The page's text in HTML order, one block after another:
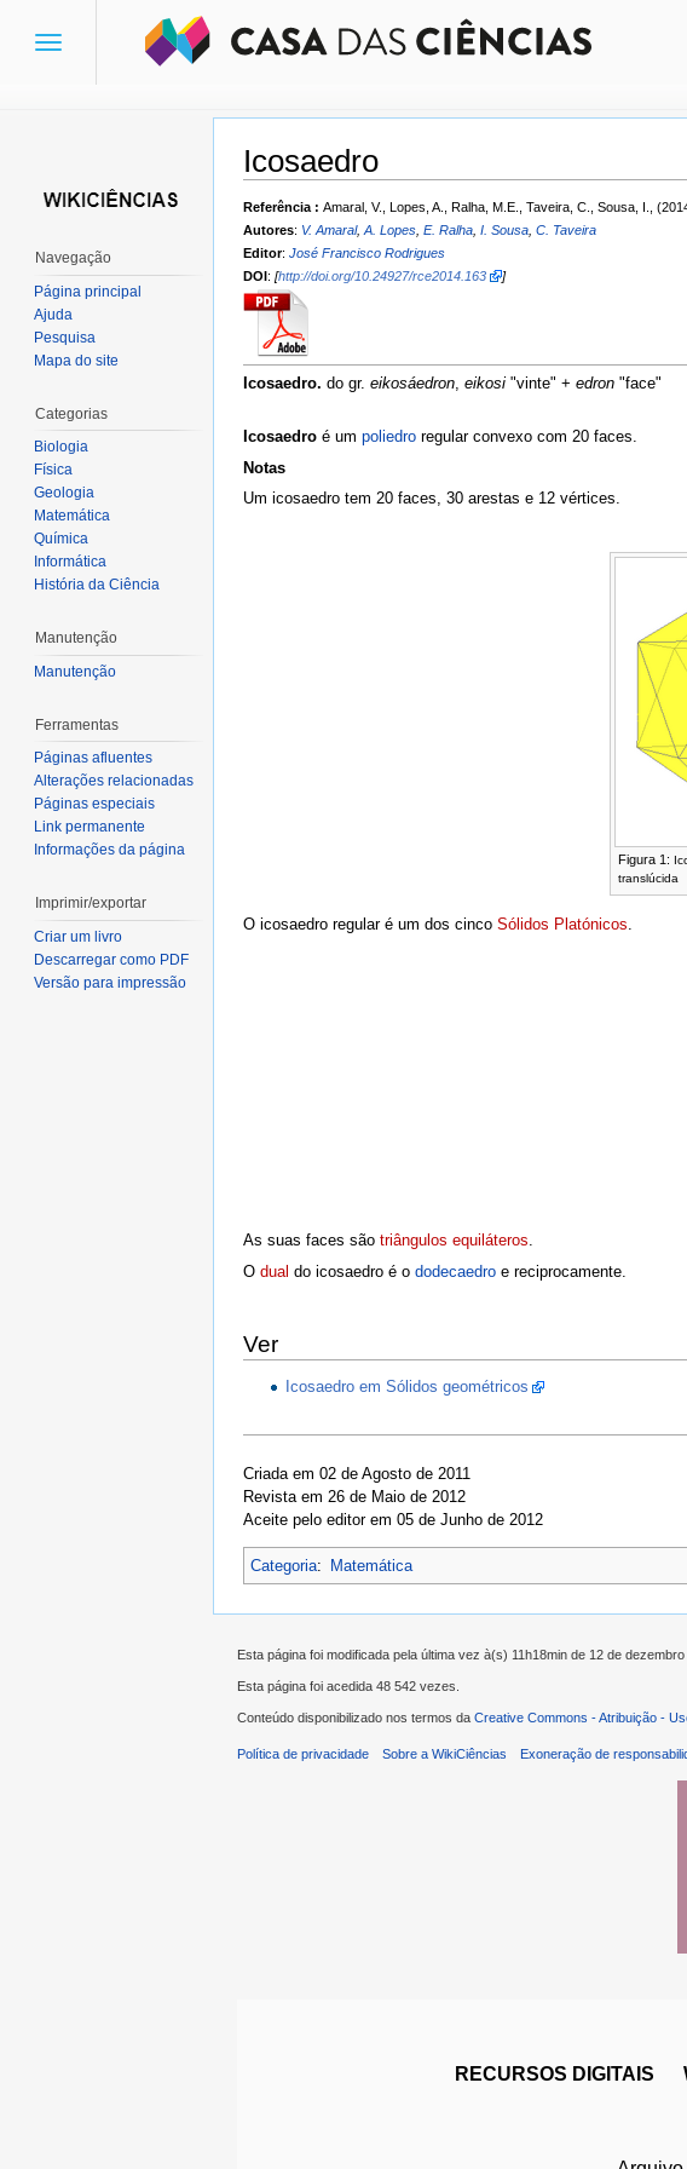
Icosaedro
Ir para:navegação,pesquisa
Referência : Amaral, V., Lopes, A., Ralha, M.E., Taveira, C., Sousa, I.,
Autores: V. Amaral, A. Lopes E. Ralha I. Sousa C. Taveira
Editor: José Francisco Rodrigues
DOI: [http://doi.org/10.24927/rce2014.163 ]
Icosaedro. do gr. eikosáedron, eikosi "vinte" + edron "face"
Icosaedro é um poliedro regular convexo com 20 faces.
Notas
Um icosaedro tem 20 faces, 30 arestas e 12 vértices.
Figura 1:
translúcida
O icosaedro regular é um dos cinco Sólidos Platónicos.
As suas faces são triângulos equiláteros.
O dual do icosaedro é o dodecaedro e reciprocamente.
Ver
Icosaedro em Sólidos geométricos
Criada em 02 de Agosto de 2011
Revista em 26 de Maio de 2012
Aceite pelo editor em 05 de Junho de 2012
Categoria: Matemática
Toggle
Navegação
Página principal
Ajuda
Pesquisa
Mapa do site
Categorias
Biologia
Física
Geologia
Matemática
Química
Informática
História da Ciência
Manutenção
Manutenção
Ferramentas
Páginas afluentes
Alterações relacionadas
Páginas especiais
Link permanente
Informações da página
Imprimir/exportar
Criar um livro
Descarregar como PDF
Versão para impressão
Esta página foi modificada pela última vez à(s) 11h18min de 12 de dezembro
Esta página foi acedida 48 542 vezes.
Conteúdo disponibilizado nos termos da Creative Commons - Atribuição -
Política de privacidade Sobre a WikiCiências Exoneração de
RECURSOS DIGITAIS